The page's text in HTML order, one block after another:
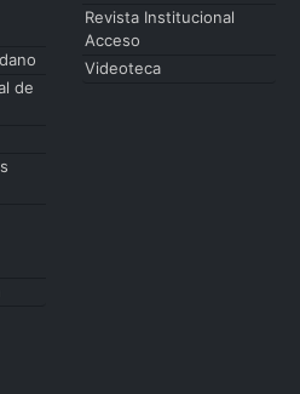
de
Revista Institucional
Acceso
Videoteca